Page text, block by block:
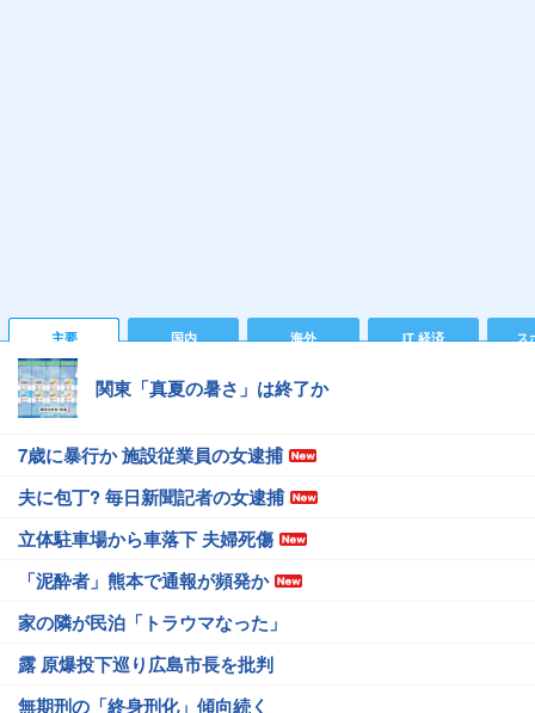
主要 国内 海外 IT 経済 ス
関東「真夏の暑さ」は終了か
7歳に暴行か 施設従業員の女逮捕
夫に包丁? 毎日新聞記者の女逮捕
立体駐車場から車落下 夫婦死傷
「泥酔者」熊本で通報が頻発か
家の隣が民泊「トラウマなった」
露 原爆投下巡り広島市長を批判
無期刑の「終身刑化」傾向続く